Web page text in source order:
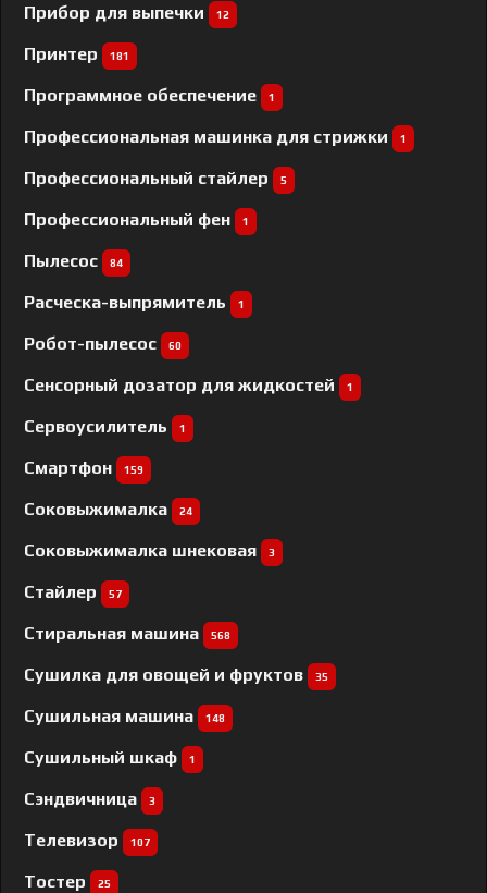
Прибор для выпечки 12
Принтер 181
Программное обеспечение 1
Профессиональная машинка для стрижки 1
Профессиональный cтайлер 5
Профессиональный фен 1
Пылесос 84
Расческа-выпрямитель 1
Робот-пылесос 60
Сенсорный дозатор для жидкостей 1
Сервоусилитель 1
Смартфон 159
Соковыжималка 24
Соковыжималка шнековая 3
Стайлер 57
Стиральная машина 568
Сушилка для овощей и фруктов 35
Сушильная машина 148
Сушильный шкаф 1
Сэндвичница 3
Телевизор 107
Тостер 25